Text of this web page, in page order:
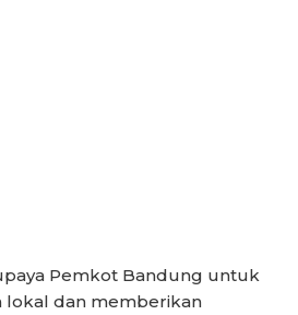
Pemkot Bandung untuk
lokal dan memberikan